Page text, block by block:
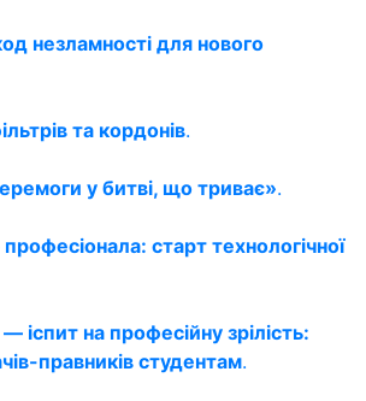
незламності для нового
та кордонів.
у битві, що триває».
старт технологічної
іспит на професійну зрілість:
правників студентам.